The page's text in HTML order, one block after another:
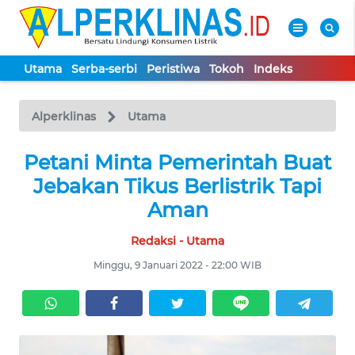
Utama Serba-serbi Peristiwa Tokoh Indeks
Alperklinas Utama
Petani Minta Pemerintah Buat
Jebakan Tikus Berlistrik Tapi
Aman
Redaksi - Utama
Minggu, 9 Januari 2022 - 22:00 WIB
TV
Tutup
UTAMA
TOKOH